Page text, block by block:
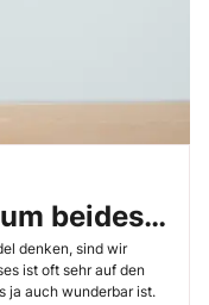
beides
denken, sind wir
ist oft sehr auf den
ja auch wunderbar ist.